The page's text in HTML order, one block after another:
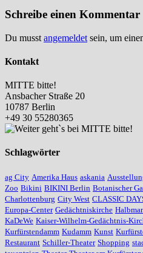
Schreibe einen Kommentar
Du musst angemeldet sein, um
Kontakt
MITTE bitte!
Ansbacher Straße 20
10787 Berlin
+49 30 55280365
Schlagwörter
ag City Amerika Haus askania
Zoo Bikini BIKINI Berlin Botanischer
Charlottenburg City West CLASSIC
Europa-Center Gedächtniskirche
KaDeWe Kaiser-Wilhelm-Gedächtnis-
Kurfürstendamm Kudamm Kunst
Restaurant Schiller-Theater Shopping